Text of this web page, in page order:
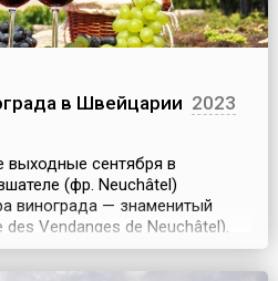
в Швейцарии 2023
сентября в
(фр. Neuchâtel)
винограда — знаменитый
Vendanges de Neuchâtel).
— кафе, бары,
вина и музыкальные группы